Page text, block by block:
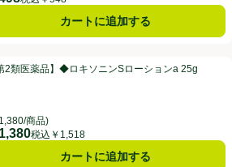
カートに追加する
ンSローションa 25g
対象
2類医薬品】◆ロキソニンSローションa 25g
商品)
税込￥1,518
カートに追加する